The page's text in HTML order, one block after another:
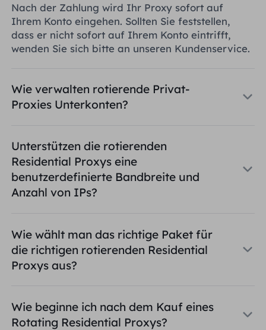
Nach der Zahlung wird Ihr Proxy sofort auf
Ihrem Konto eingehen. Sollten Sie feststellen,
dass er nicht sofort auf Ihrem Konto eintrifft,
wenden Sie sich bitte an unseren Kundenservice.
Wie verwalten rotierende Privat-
Proxies Unterkonten?
Unterstützen die rotierenden
Residential Proxys eine
benutzerdefinierte Bandbreite und
Anzahl von IPs?
Wie wählt man das richtige Paket für
die richtigen rotierenden Residential
Proxys aus?
Wie beginne ich nach dem Kauf eines
Rotating Residential Proxys?